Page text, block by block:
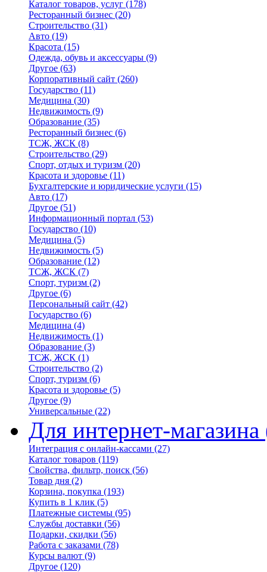
Каталог товаров, услуг (178)
Ресторанный бизнес (20)
Строительство (31)
Авто (19)
Красота (15)
Одежда, обувь и аксессуары (9)
Другое (63)
Корпоративный сайт (260)
Государство (11)
Медицина (30)
Недвижимость (9)
Образование (35)
Ресторанный бизнес (6)
ТСЖ, ЖСК (8)
Строительство (29)
Спорт, отдых и туризм (20)
Красота и здоровье (11)
Бухгалтерские и юридические услуги (15)
Авто (17)
Другое (51)
Информационный портал (53)
Государство (10)
Медицина (5)
Недвижимость (5)
Образование (12)
ТСЖ, ЖСК (7)
Спорт, туризм (2)
Другое (6)
Персональный сайт (42)
Государство (6)
Медицина (4)
Недвижимость (1)
Образование (3)
ТСЖ, ЖСК (1)
Строительство (2)
Спорт, туризм (6)
Красота и здоровье (5)
Другое (9)
Универсальные (22)
Для интернет-магазина
Интеграция с онлайн-кассами (27)
Каталог товаров (119)
Свойства, фильтр, поиск (56)
Товар дня (2)
Корзина, покупка (193)
Купить в 1 клик (5)
Платежные системы (95)
Службы доставки (56)
Подарки, скидки (56)
Работа с заказами (78)
Курсы валют (9)
Другое (120)